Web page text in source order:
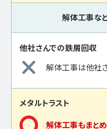
解体工事な
解体工事は他社
解体工事もまとめ